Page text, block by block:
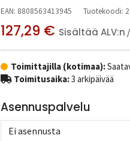
EAN: 8808563413945 Tuotekoodi:
127,29 € Sisältää ALV:n
Toimittajilla (kotimaa):
Toimitusaika:3 arkipäivää
Asennuspalvelu